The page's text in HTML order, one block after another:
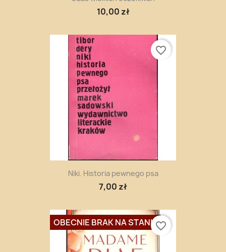
10,00 zł
Niki. Historia pewnego psa
7,00 zł
favorite_border
OBECNIE BRAK NA STANIEfavorite_border